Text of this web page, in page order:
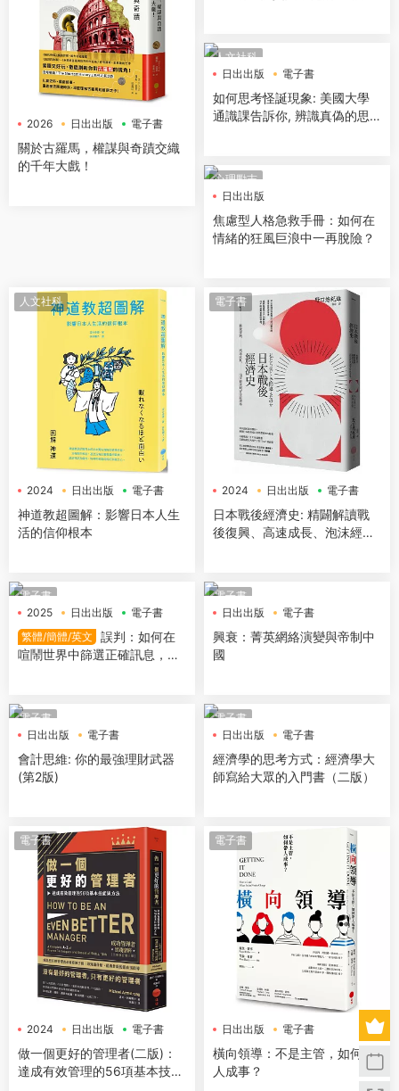
2026 日出出版 電子書
關於古羅馬，權謀與奇蹟交織
的千年大戲！
人文社科
日出出版
電子書
如何思考怪誕現象: 美國大學
通識課告訴你, 辨識真偽的思
心理勵志
日出出版
焦慮型人格急救手冊：如何在
情緒的狂風巨浪中一再脫險？
人文社科
2024 日出出版 電子書
神道教超圖解：影響日本人生
活的信仰根本
電子書
2024 日出出版 電子書
日本戰後經濟史: 精闢解讀戰
後復興、高速成長、泡沫經濟
電子書
2025
日出出版
電子書
繁體/簡體/英文
誤判：如何在
喧鬧世界中篩選正確訊息，校
電子書
日出出版
電子書
興衰：菁英網絡演變與帝制中
國
電子書
日出出版
電子書
會計思維: 你的最強理財武器
(第2版)
電子書
日出出版
電子書
經濟學的思考方式：經濟學大
師寫給大眾的入門書（二版）
電子書
2024 日出出版 電子書
做一個更好的管理者(二版)：
達成有效管理的56項基本技能
電子書
日出出版 電子書
橫向領導：不是主管，如何帶
人成事？